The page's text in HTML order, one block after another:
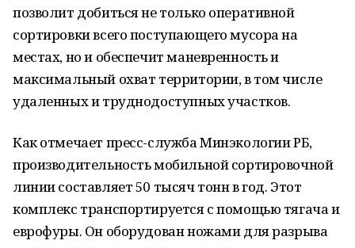
позволит добиться не только оперативной
сортировки всего поступающего мусора на
местах, но и обеспечит маневренность и
максимальный охват территории, в том числе
удаленных и труднодоступных участков.
Как отмечает пресс-служба Минэкологии РБ,
производительность мобильной сортировочной
линии составляет 50 тысяч тонн в год. Этот
комплекс транспортируется с помощью тягача и
еврофуры. Он оборудован ножами для разрыва